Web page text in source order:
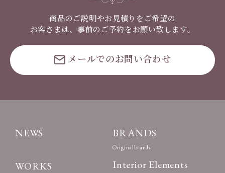
商品のご説明やお見積りをご希望の
お客さまは、事前のご予約をお願い致します。
メールでのお問い合わせ
NEWS
WORKS
BRANDS
Originalbrands
Interior Elements